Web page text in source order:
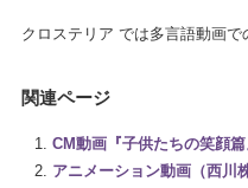
クロステリア では多言語動画で
関連ページ
CM動画『子供たちの笑顔篇
アニメーション動画（西川